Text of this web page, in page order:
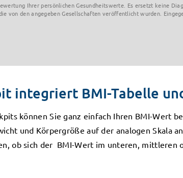
Ihrer persönlichen Gesundheitswerte. Es ersetzt keine
von den angegeben Gesellschaften veröffentlicht wurden.
integriert BMI-Tabelle
können Sie ganz einfach Ihren BMI-Wert
und Körpergröße auf der analogen Skala
ob sich der BMI-Wert im unteren, mittleren